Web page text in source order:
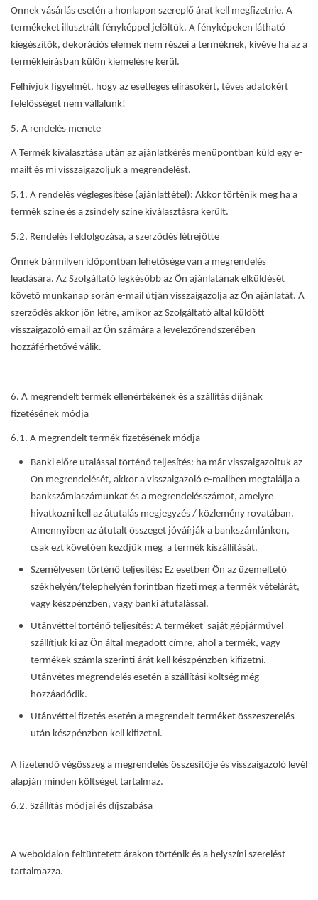
Önnek vásárlás esetén a honlapon szereplő árat kell megfizetnie. A
termékeket illusztrált fényképpel jelöltük. A fényképeken látható
kiegészítők, dekorációs elemek nem részei a terméknek, kivéve ha az a
termékleírásban külön kiemelésre kerül.
Felhívjuk figyelmét, hogy az esetleges elírásokért, téves adatokért
felelősséget nem vállalunk!
5. A rendelés menete
A Termék kiválasztása után az ajánlatkérés menüpontban küld egy e-
mailt és mi visszaigazoljuk a megrendelést.
5.1. A rendelés véglegesítése (ajánlattétel): Akkor történik meg ha a
termék színe és a zsindely színe kiválasztásra került.
5.2. Rendelés feldolgozása, a szerződés létrejötte
Önnek bármilyen időpontban lehetősége van a megrendelés
leadására. Az Szolgáltató legkésőbb az Ön ajánlatának elküldését
követő munkanap során e-mail útján visszaigazolja az Ön ajánlatát. A
szerződés akkor jön létre, amikor az Szolgáltató által küldött
visszaigazoló email az Ön számára a levelezőrendszerében
hozzáférhetővé válik.
6. A megrendelt termék ellenértékének és a szállítás díjának
fizetésének módja
6.1. A megrendelt termék fizetésének módja
Banki előre utalással történő teljesítés: ha már visszaigazoltuk az
Ön megrendelését, akkor a visszaigazoló e-mailben megtalálja a
bankszámlaszámunkat és a megrendelésszámot, amelyre
hivatkozni kell az átutalás megjegyzés / közlemény rovatában.
Amennyiben az átutalt összeget jóváírják a bankszámlánkon,
csak ezt követően kezdjük meg a termék kiszállítását.
Személyesen történő teljesítés: Ez esetben Ön az üzemeltető
székhelyén/telephelyén forintban fizeti meg a termék vételárát,
vagy készpénzben, vagy banki átutalással.
Utánvéttel történő teljesítés: A terméket saját gépjárművel
szállítjuk ki az Ön által megadott címre, ahol a termék, vagy
termékek számla szerinti árát kell készpénzben kifizetni.
Utánvétes megrendelés esetén a szállítási költség még
hozzáadódik.
Utánvéttel fizetés esetén a megrendelt terméket összeszerelés
után készpénzben kell kifizetni.
A fizetendő végösszeg a megrendelés összesítője és visszaigazoló levél
alapján minden költséget tartalmaz.
6.2. Szállítás módjai és díjszabása
A weboldalon feltüntetett árakon történik és a helyszíni szerelést
tartalmazza.